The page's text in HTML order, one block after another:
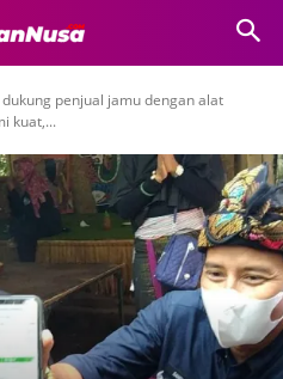
penjual jamu dengan alat
kuat,...